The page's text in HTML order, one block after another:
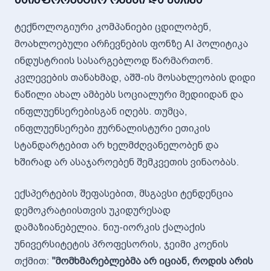
ტექნოლოგიური კომპანიები ცდილობენ,
მოახლოებული არჩევნების ფონზე AI პოლიტიკა
ინდუსტრიის სასარგებლოდ წარმართონ.
კვლევების თანახმად, აშშ-ის მოსახლეობის დიდი
ნაწილი ახალ ამბებს სოციალური მედიიდან და
ინფლუენსერებისგან იღებს. თუმცა,
ინფლუენსერები ჟურნალისტური ეთიკის
სტანდარტებით არ ხელმძღვანელობენ და
ხშირად არ ასაჯაროებენ შემკვეთის ვინაობას.
ექსპერტების შეფასებით, მსგავსი ტენდენცია
დემოკრატიისთვის უკიდურესად
დამაზიანებელია. ნიუ-იორკის ქალაქის
უნივერსიტეტის პროფესორის, ჯეიმი კოენის
თქმით: "მომხმარებლებმა არ იციან, როდის არის